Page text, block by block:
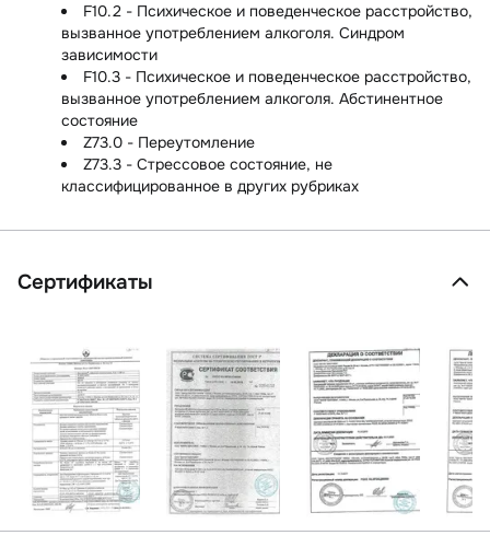
F10.2 - Психическое и поведенческое расстройство,
вызванное употреблением алкоголя. Синдром
зависимости
F10.3 - Психическое и поведенческое расстройство,
вызванное употреблением алкоголя. Абстинентное
состояние
Z73.0 - Переутомление
Z73.3 - Стрессовое состояние, не
классифицированное в других рубриках
Сертификаты